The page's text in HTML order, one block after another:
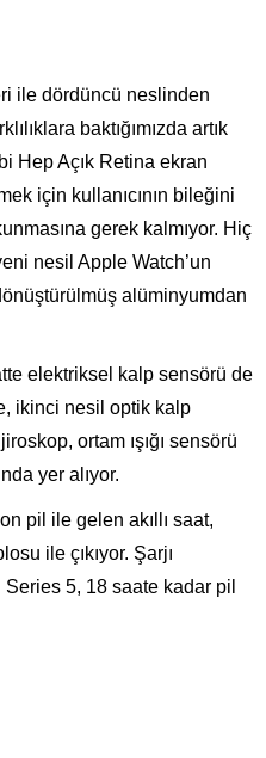
ile dördüncü neslinden
baktığımızda artık
Hep Açık Retina ekran
için kullanıcının bileğini
gerek kalmıyor. Hiç
nesil Apple Watch’un
alüminyumdan
elektriksel kalp sensörü de
ikinci nesil optik kalp
ortam ışığı sensörü
yer alıyor.
pil ile gelen akıllı saat,
ile çıkıyor. Şarjı
5, 18 saate kadar pil